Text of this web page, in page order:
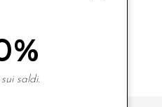
saldi.